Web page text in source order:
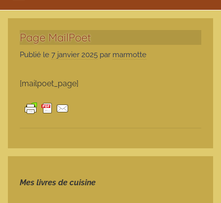
Page MailPoet
Publié le 7 janvier 2025 par marmotte
[mailpoet_page]
Mes livres de cuisine